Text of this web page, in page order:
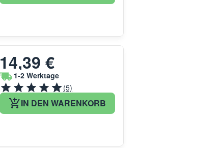
14,39 €
1-2 Werktage
(5)
IN DEN WARENKORB